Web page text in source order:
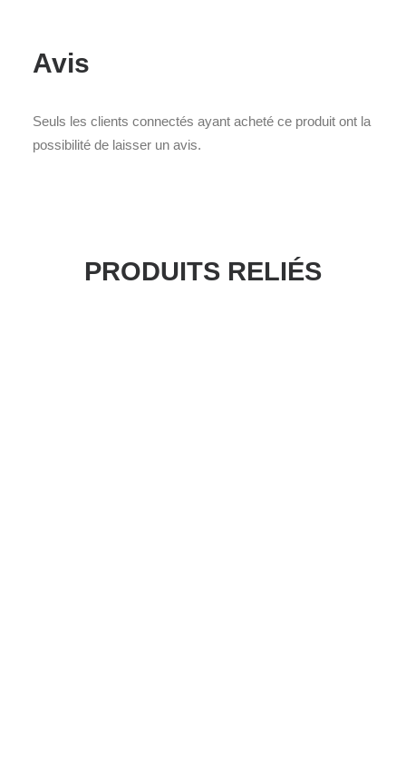
Avis
Seuls les clients connectés ayant acheté ce produit ont la
possibilité de laisser un avis.
PRODUITS RELIÉS